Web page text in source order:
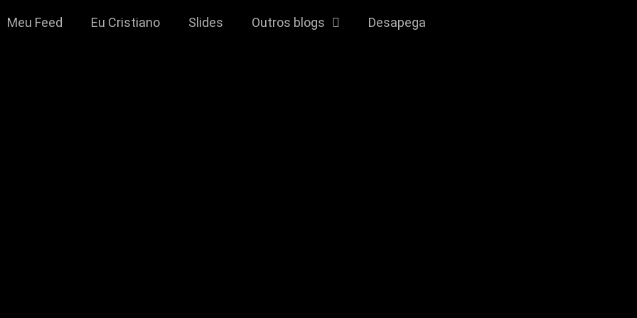
Meu Feed Eu Cristiano Slides Outros blogs Desapega